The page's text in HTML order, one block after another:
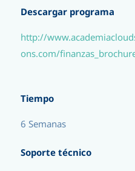
Descargar programa
http://
ons.com/
Tiempo
6 Semanas
Soporte técnico